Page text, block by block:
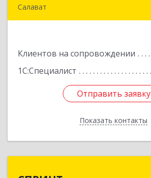
Салават
Клиентов на сопровождении
1С:Специалист
Отправить заявку
Показать контакты
Отправить заявку
Назад